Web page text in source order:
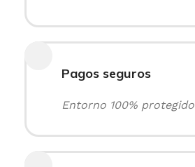
Pagos seguros
Entorno 100% protegido